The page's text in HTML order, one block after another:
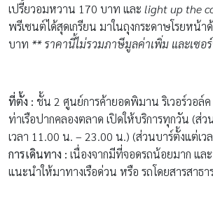
เปรี้ยวอมหวาน 170 บาท และ light up the
พรีเซนต์ได้สุดเกรียน มาในถุงกระดาษโรยหน้า
บาท ** ราคานี้ไม่รวมภาษีมูลค่าเพิ่ม และเซอ
ที่ตั้ง : ชั้น 2 ศูนย์การค้ายอดพิมาน ริเวอร์วอล์
ท่าเรือปากคลองตลาด เปิดให้บริการทุกวัน (ส่
เวลา 11.00 น. – 23.00 น.) (ส่วนบาร์ตั้งแต่เ
การเดินทาง : เนื่องจากมีที่จอดรถน้อยมาก แล
แนะนำให้มาทางเรือด่วน หรือ รถโดยสารสาธ